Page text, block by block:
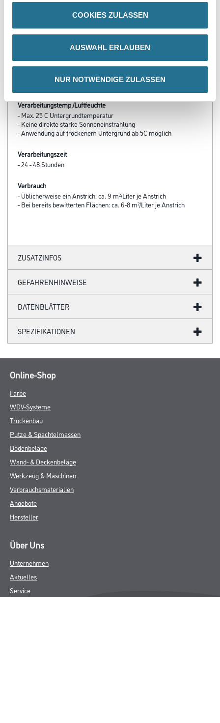
COOKIES ZULASSEN
AUSWAHL ERLAUBEN
NUR NOTWENDIGE ZULASSEN
- Maximale Haftung auf Holz (5 bzw. 15 Jahre Sicherheit gegen
Abblättern) und auf Stein
sogar nicht porösen Untergründen
Anstrichen
- Erhältlich in 10 vorgefärbten Farbtönen, 3 Basis-Farbtöne
ermöglichen die Einfärbung im Wunschfarbton
Verarbeitungstemp./Luftfeuchte
- Max. 25 C Untergrundtemperatur
- Keine direkte starke Sonneneinstrahlung
- Anwendung auf trockenem Untergrund ab 5C möglich
Verarbeitungszeit
- 24 - 48 Stunden
Verbrauch
- Üblicherweise ein Anstrich: ca. 9 m²/Liter je Anstrich
- Bei bereits bewitterten Flächen: ca. 6-8 m²/Liter je Anstrich
ZUSATZINFOS
GEFAHRENHINWEISE
DATENBLÄTTER
SPEZIFIKATIONEN
Online-Shop
Farbe
WDV-Systeme
Trockenbau
Putze & Spachtelmassen
Bodenbeläge
Wand- & Deckenbeläge
Werkzeug & Maschinen
Verbrauchsmaterialien
Angebote
Hersteller
Über Uns
Unternehmen
Aktuelles
Service